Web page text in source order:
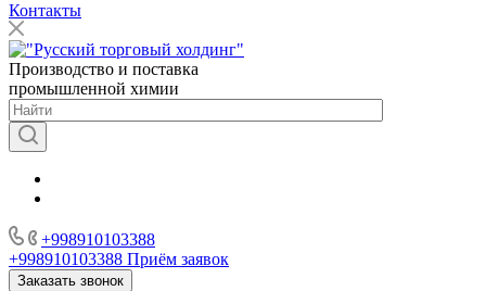
Контакты
Производство и поставка
промышленной химии
+998910103388
+998910103388 Приём заявок
Заказать звонок